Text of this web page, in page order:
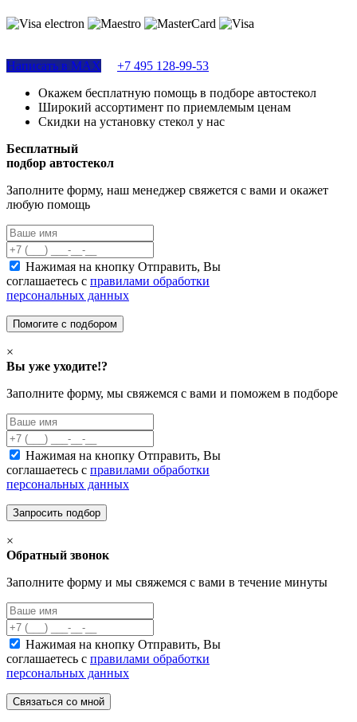
Написать в MAX
+7 495 128-99-53
Окажем бесплатную помощь в подборе автостекол
Широкий ассортимент по приемлемым ценам
Скидки на установку стекол у нас
Бесплатный
подбор автостекол
Заполните форму, наш менеджер свяжется с вами и окажет
любую помощь
Нажимая на кнопку Отправить, Вы
соглашаетесь с правилами обработки
персональных данных
×
Вы уже уходите!?
Заполните форму, мы свяжемся с вами и поможем в подборе
Нажимая на кнопку Отправить, Вы
соглашаетесь с правилами обработки
персональных данных
×
Обратный звонок
Заполните форму и мы свяжемся с вами в течение минуты
Нажимая на кнопку Отправить, Вы
соглашаетесь с правилами обработки
персональных данных